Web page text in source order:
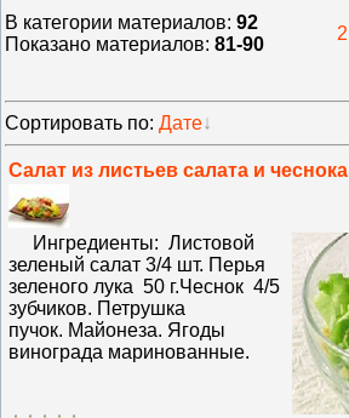
В категории материалов: 92
Показано материалов: 81-90
2
Сортировать по: Дате
Салат из листьев салата и чеснока
Ингредиенты: Листовой
зеленый салат 3/4 шт. Перья
зеленого лука 50 г.Чеснок 4/5
зубчиков. Петрушка
пучок. Майонеза. Ягоды
винограда маринованные.